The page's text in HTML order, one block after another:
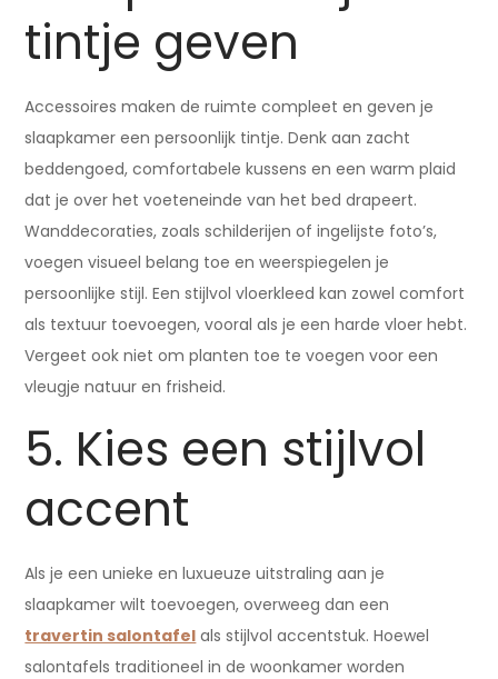
tintje geven
Accessoires maken de ruimte compleet en geven je
slaapkamer een persoonlijk tintje. Denk aan zacht
beddengoed, comfortabele kussens en een warm plaid
dat je over het voeteneinde van het bed drapeert.
Wanddecoraties, zoals schilderijen of ingelijste foto’s,
voegen visueel belang toe en weerspiegelen je
persoonlijke stijl. Een stijlvol vloerkleed kan zowel comfort
als textuur toevoegen, vooral als je een harde vloer hebt.
Vergeet ook niet om planten toe te voegen voor een
vleugje natuur en frisheid.
5. Kies een stijlvol
accent
Als je een unieke en luxueuze uitstraling aan je
slaapkamer wilt toevoegen, overweeg dan een
travertin salontafel als stijlvol accentstuk. Hoewel
salontafels traditioneel in de woonkamer worden